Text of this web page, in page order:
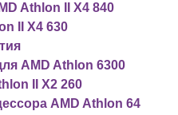
Athlon II X4 840
II X4 630
AMD Athlon 6300
II X2 260
AMD Athlon 64